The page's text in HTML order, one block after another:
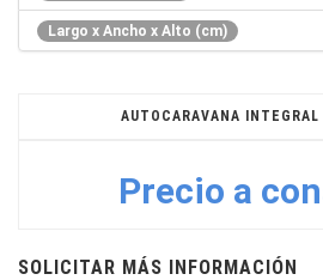
Largo x Ancho x Alto (cm)
AUTOCARAVANA INTEGRAL
Precio a
SOLICITAR MÁS INFORMACIÓN